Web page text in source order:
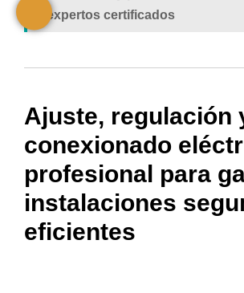
expertos certificados
Ajuste, regulación
conexionado
profesional para
instalaciones
eficientes